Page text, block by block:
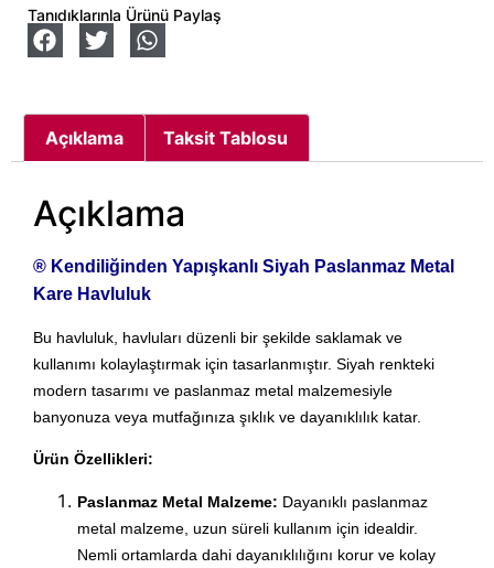
Tanıdıklarınla Ürünü Paylaş
Açıklama Taksit Tablosu
Açıklama
® Kendiliğinden Yapışkanlı Siyah Paslanmaz Metal
Kare Havluluk
Bu havluluk, havluları düzenli bir şekilde saklamak ve
kullanımı kolaylaştırmak için tasarlanmıştır. Siyah renkteki
modern tasarımı ve paslanmaz metal malzemesiyle
banyonuza veya mutfağınıza şıklık ve dayanıklılık katar.
Ürün Özellikleri:
Paslanmaz Metal Malzeme: Dayanıklı paslanmaz
metal malzeme, uzun süreli kullanım için idealdir.
Nemli ortamlarda dahi dayanıklılığını korur ve kolay